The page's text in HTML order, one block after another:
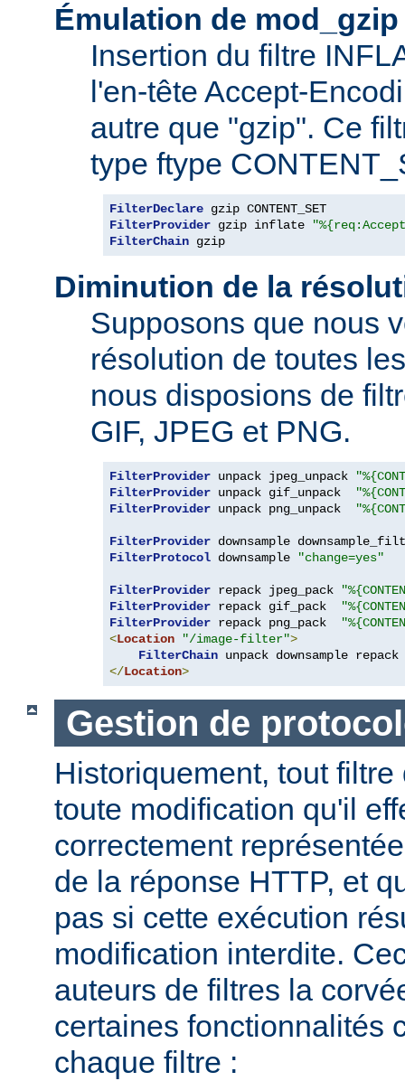
Émulation de
Insertion du filtre
l'en-tête Accept-
autre que "gzip". Ce
type ftype
FilterDeclare
FilterProvider gzip inflate
FilterChain gzip
Diminution de la
Supposons que nous
résolution de toutes
nous disposions de
GIF, JPEG et PNG.
FilterProvider unpack jpeg_unpack
FilterProvider unpack gif_unpack
FilterProvider unpack png_unpack
FilterProvider downsample
FilterProtocol downsample "change=yes"
FilterProvider repack jpeg_pack
FilterProvider repack gif_pack
FilterProvider repack png_pack
<Location "/image-filter">
FilterChain
</Location>
Gestion de
Historiquement, tout
toute modification qu'il
correctement
de la réponse HTTP, et
pas si cette exécution
modification interdite.
auteurs de filtres la
certaines fonctionnalités
chaque filtre :